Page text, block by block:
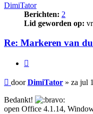
DimiTator
Berichten: 2
Lid geworden op:
Re: Markeren van
Bericht
doorDimiTator » za jul
Bedankt!
open Office 4.1.14,